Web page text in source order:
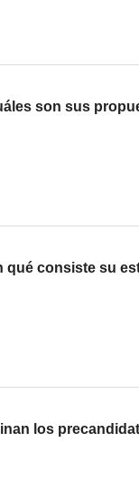
son sus
consiste su
los